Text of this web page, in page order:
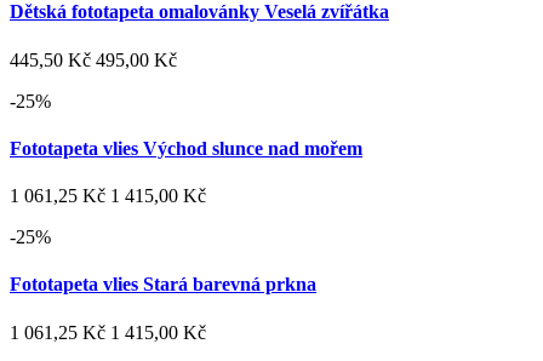
Dětská fototapeta omalovánky Veselá zvířátka
445,50 Kč 495,00 Kč
-25%
Fototapeta vlies Východ slunce nad mořem
1 061,25 Kč 1 415,00 Kč
-25%
Fototapeta vlies Stará barevná prkna
1 061,25 Kč 1 415,00 Kč